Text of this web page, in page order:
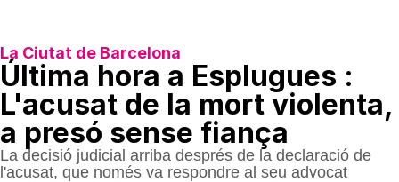
La Ciutat de Barcelona
Última hora a Esplugues :
L'acusat de la mort violenta,
a presó sense fiança
La decisió judicial arriba després de la declaració de
l'acusat, que només va respondre al seu advocat